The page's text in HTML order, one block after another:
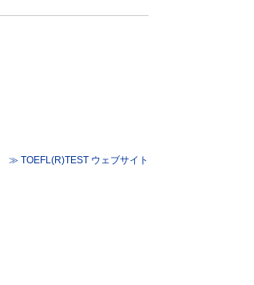
≫ TOEFL(R)TEST ウェブサイト